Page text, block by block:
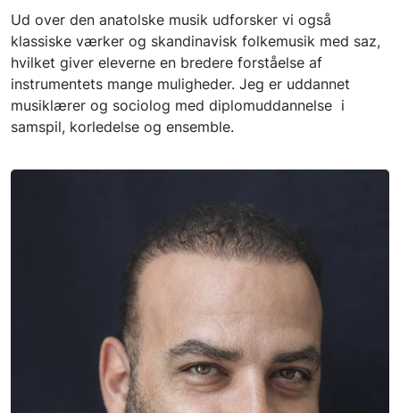
Ud over den anatolske musik udforsker vi også
klassiske værker og skandinavisk folkemusik med saz,
hvilket giver eleverne en bredere forståelse af
instrumentets mange muligheder. Jeg er uddannet
musiklærer og sociolog med diplomuddannelse i
samspil, korledelse og ensemble.